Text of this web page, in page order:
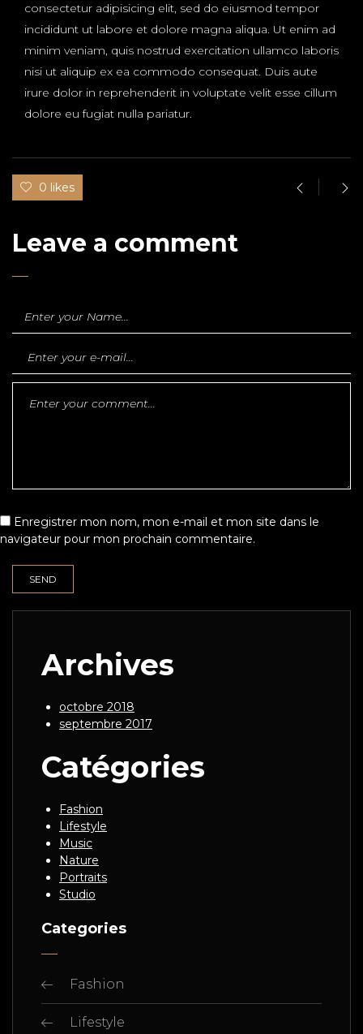
consectetur adipisicing elit, sed do eiusmod tempor
incididunt ut labore et dolore magna aliqua. Ut enim ad
minim veniam, quis nostrud exercitation ullamco laboris
nisi ut aliquip ex ea commodo consequat. Duis aute
irure dolor in reprehenderit in voluptate velit esse cillum
dolore eu fugiat nulla pariatur.
0 likes
Leave a comment
Enregistrer mon nom, mon e-mail et mon site dans le
navigateur pour mon prochain commentaire.
Archives
octobre 2018
septembre 2017
Catégories
Fashion
Lifestyle
Music
Nature
Portraits
Studio
Categories
Fashion
Lifestyle